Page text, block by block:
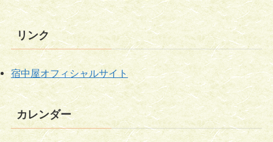
リンク
宿中屋オフィシャルサイト
カレンダー